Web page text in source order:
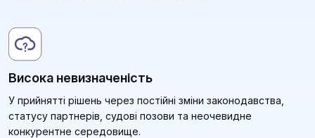
Висока невизначеність
У прийнятті рішень через постійні зміни законодавства,
статусу партнерів, судові позови та неочевидне
конкурентне середовище.